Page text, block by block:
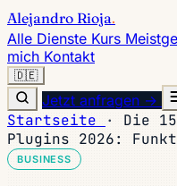
Alejandro Rioja.
Alle Dienste Kurs
mich Kontakt
🇩🇪
Jetzt anfragen →
Startseite ·
Die
Plugins 2026:
BUSINESS